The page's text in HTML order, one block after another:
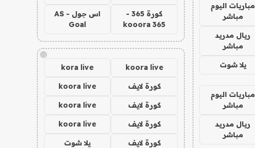
مباريات اليوم
مباشر
ريال مدريد
مباشر
يلا شوت
مباريات اليوم
مباشر
ريال مدريد
مباشر
كورة 365 -
kooora 365
اس جول - AS
Goal
!
koora live
kora live
كورة لايف koora live
كورة لايف koora live
كورة لايف koora live
كورة لايف يلا شوت